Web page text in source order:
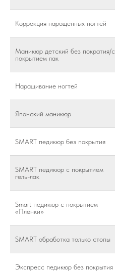
Коррекция нарощенных ногтей
Маникюр детский без пократия/с
покрытием лак
Наращивание ногтей
Японский маникюр
SMART педикюр без покрытия
SMART педикюр с покрытием
гель-лак
Smart педикюр с покрытием
«Пленки»
SMART обработка только стопы
Экспресс педикюр без покрытия